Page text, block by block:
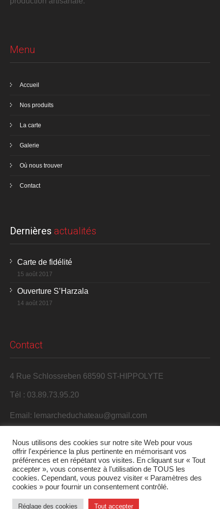
Menu
Accueil
Nos produits
La carte
Galerie
Où nous trouver
Contact
Dernières actualités
Carte de fidélité
15 août 2017
Ouverture S’Harzala
14 août 2017
Contact
4 Rue Schlossreben 68590 ST-HIPPOLYTE
Tél : 03.89.73.95.20
Email: lemarcheduchateau@gmail.com
2017 S'Harzala. Tous droits réservés.
Nous utilisons des cookies sur notre site Web pour vous
offrir l'expérience la plus pertinente en mémorisant vos
préférences et en répétant vos visites. En cliquant sur « Tout
accepter », vous consentez à l'utilisation de TOUS les
cookies. Cependant, vous pouvez visiter « Paramètres des
cookies » pour fournir un consentement contrôlé.
Réglage des cookies Tout accepter